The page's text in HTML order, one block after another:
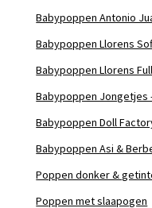
Babypoppen Antonio
Babypoppen Llorens
Babypoppen Llorens
Babypoppen Jongetjes
Babypoppen Doll
Babypoppen Asi &
Poppen donker &
Poppen met slaapogen